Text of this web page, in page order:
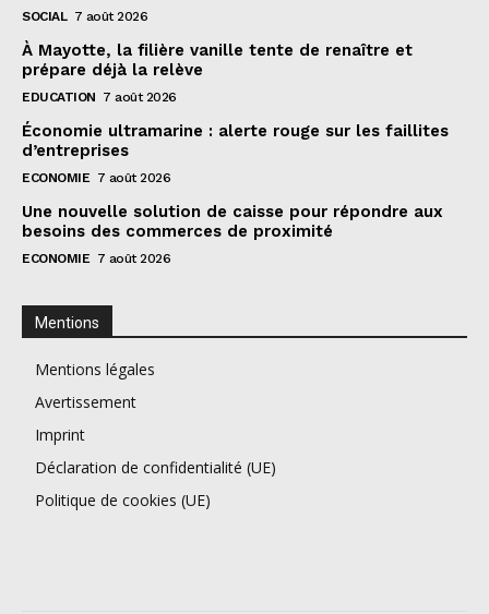
SOCIAL 7 août 2026
À Mayotte, la filière vanille tente de renaître et
prépare déjà la relève
EDUCATION 7 août 2026
Économie ultramarine : alerte rouge sur les faillites
d’entreprises
ECONOMIE 7 août 2026
Une nouvelle solution de caisse pour répondre aux
besoins des commerces de proximité
ECONOMIE 7 août 2026
Mentions
Mentions légales
Avertissement
Imprint
Déclaration de confidentialité (UE)
Politique de cookies (UE)